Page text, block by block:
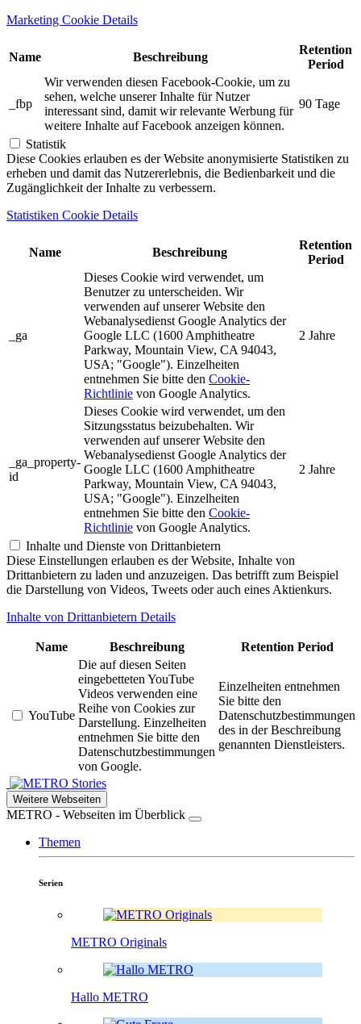
Marketing Cookie Details
Name Beschreibung
Retention
Period
_fbp
Wir verwenden diesen Facebook-Cookie, um zu
sehen, welche unserer Inhalte für Nutzer
interessant sind, damit wir relevante Werbung für
weitere Inhalte auf Facebook anzeigen können.
90 Tage
Statistik
Diese Cookies erlauben es der Website anonymisierte Statistiken zu
erheben und damit das Nutzererlebnis, die Bedienbarkeit und die
Zugänglichkeit der Inhalte zu verbessern.
Statistiken Cookie Details
Name Beschreibung
Retention
Period
_ga
Dieses Cookie wird verwendet, um
Benutzer zu unterscheiden. Wir
verwenden auf unserer Website den
Webanalysedienst Google Analytics der
Google LLC (1600 Amphitheatre
Parkway, Mountain View, CA 94043,
USA; "Google"). Einzelheiten
entnehmen Sie bitte den Cookie-
Richtlinie von Google Analytics.
2 Jahre
_ga_property-
id
Dieses Cookie wird verwendet, um den
Sitzungsstatus beizubehalten. Wir
verwenden auf unserer Website den
Webanalysedienst Google Analytics der
Google LLC (1600 Amphitheatre
Parkway, Mountain View, CA 94043,
USA; "Google"). Einzelheiten
entnehmen Sie bitte den Cookie-
Richtlinie von Google Analytics.
2 Jahre
Inhalte und Dienste von Drittanbietern
Diese Einstellungen erlauben es der Website, Inhalte von
Drittanbietern zu laden und anzuzeigen. Das betrifft zum Beispiel
die Darstellung von Videos, Tweets oder auch eines Aktienkurs.
Inhalte von Drittanbietern Details
Name Beschreibung Retention Period
YouTube
Die auf diesen Seiten
eingebetteten YouTube
Videos verwenden eine
Reihe von Cookies zur
Darstellung. Einzelheiten
entnehmen Sie bitte den
Datenschutzbestimmungen
von Google.
Einzelheiten entnehmen
Sie bitte den
Datenschutzbestimmungen
des in der Beschreibung
genannten Dienstleisters.
Stories
Weitere Webseiten
METRO - Webseiten im Überblick
Themen
Serien
METRO Originals
Hallo METRO